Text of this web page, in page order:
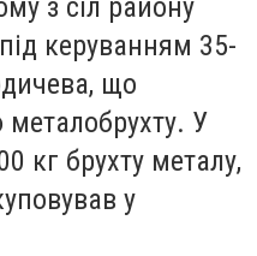
керуванням 35-
що
металобрухту. У
кг брухту металу,
у